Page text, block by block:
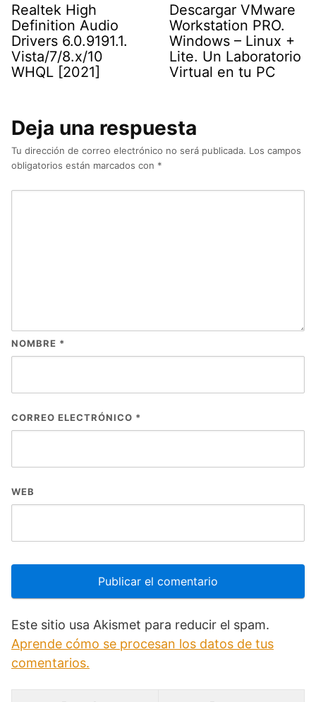
Realtek High
Definition Audio
Drivers 6.0.9191.1.
Vista/7/8.x/10
WHQL [2021]
Descargar VMware
Workstation PRO.
Windows – Linux +
Lite. Un Laboratorio
Virtual en tu PC
Deja una respuesta
Tu dirección de correo electrónico no será publicada. Los campos
obligatorios están marcados con *
NOMBRE *
CORREO ELECTRÓNICO *
WEB
Este sitio usa Akismet para reducir el spam.
Aprende cómo se procesan los datos de tus
comentarios.